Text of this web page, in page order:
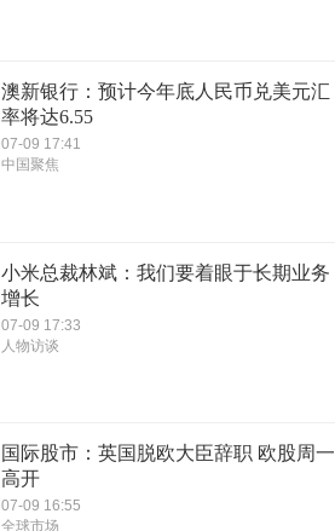
澳新银行：预计今年底人民币兑美元汇
率将达6.55
07-09 17:41
中国聚焦
小米总裁林斌：我们要着眼于长期业务
增长
07-09 17:33
人物访谈
国际股市：英国脱欧大臣辞职 欧股周一
高开
07-09 16:55
全球市场